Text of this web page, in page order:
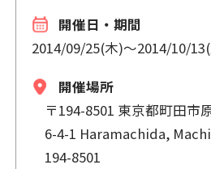
開催日・期間
2014/09/25(木)〜2014/10/
開催場所
〒194-8501 東京都町田市
6-4-1 Haramachida,
194-8501